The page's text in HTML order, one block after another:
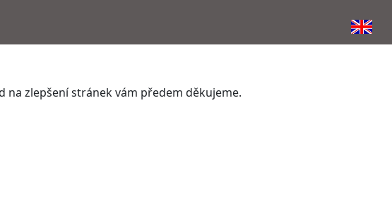
na zlepšení stránek vám předem děkujeme.